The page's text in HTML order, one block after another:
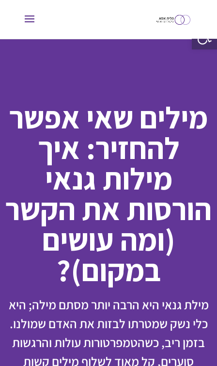
מילים שאי אפשר
להחזיר: איך
מילות גנאי
הורסות את הקשר
(ומה עושים
במקום)?
מילת גנאי היא הרבה יותר מסתם מילה; היא
כלי נשק שמטרתו לבזות את האדם שמולנו.
בזמן ריב, כשהטמפרטורות עולות והרגשות
סוערים, קל מאוד לשלוף מילים קשות
פתח סרגל נגישות